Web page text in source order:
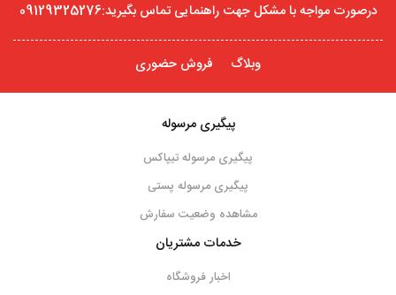
درصورت مواجه با مشکل جهت راهنمایی تماس بگیرید:09129325276
وبلاگ فروش حضوری
پیگیری مرسوله
پیگیری مرسوله تیپاکس
پیگیری مرسوله پستی
مشاهده وضعیت سفارش
خدمات مشتریان
اخبار فروشگاه